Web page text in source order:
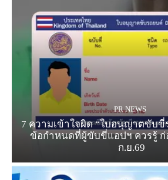
PR NEWS
7 ความเข้าใจผิด “ใบอนุญาตขับขี่
ข้อกำหนดที่ผู้ขับขี่แอปฯ ควรรู้ ก่
ก.ย.69